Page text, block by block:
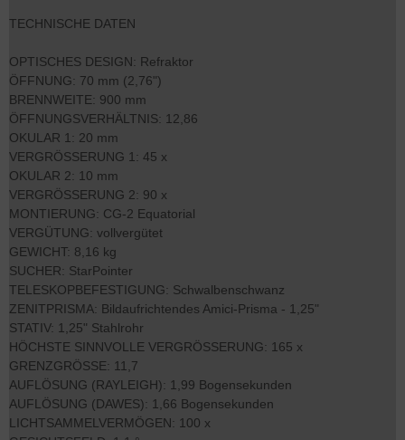
TECHNISCHE DATEN
OPTISCHES DESIGN: Refraktor
ÖFFNUNG: 70 mm (2,76")
BRENNWEITE: 900 mm
ÖFFNUNGSVERHÄLTNIS: 12,86
OKULAR 1: 20 mm
VERGRÖSSERUNG 1: 45 x
OKULAR 2: 10 mm
VERGRÖSSERUNG 2: 90 x
MONTIERUNG: CG-2 Equatorial
VERGÜTUNG: vollvergütet
GEWICHT: 8,16 kg
SUCHER: StarPointer
TELESKOPBEFESTIGUNG: Schwalbenschwanz
ZENITPRISMA: Bildaufrichtendes Amici-Prisma - 1,25"
STATIV: 1,25" Stahlrohr
HÖCHSTE SINNVOLLE VERGRÖSSERUNG: 165 x
GRENZGRÖSSE: 11,7
AUFLÖSUNG (RAYLEIGH): 1,99 Bogensekunden
AUFLÖSUNG (DAWES): 1,66 Bogensekunden
LICHTSAMMELVERMÖGEN: 100 x